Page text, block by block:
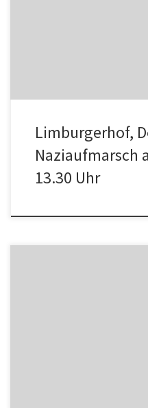
Limburgerhof,
Naziaufmarsch
13.30 Uhr